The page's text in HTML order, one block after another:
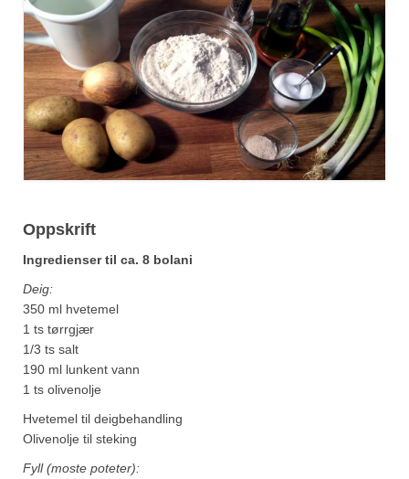
Oppskrift
Ingredienser til ca. 8 bolani
Deig:
350 ml hvetemel
1 ts tørrgjær
1/3 ts salt
190 ml lunkent vann
1 ts olivenolje
Hvetemel til deigbehandling
Olivenolje til steking
Fyll (moste poteter):